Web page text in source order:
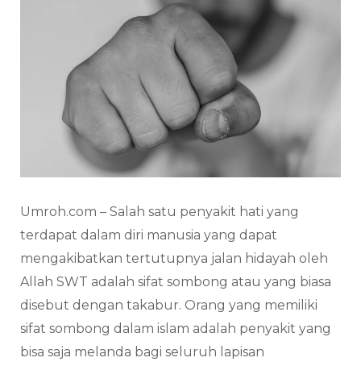
Umroh.com – Salah satu penyakit hati yang
terdapat dalam diri manusia yang dapat
mengakibatkan tertutupnya jalan hidayah oleh
Allah SWT adalah sifat sombong atau yang biasa
disebut dengan takabur. Orang yang memiliki
sifat sombong dalam islam adalah penyakit yang
bisa saja melanda bagi seluruh lapisan